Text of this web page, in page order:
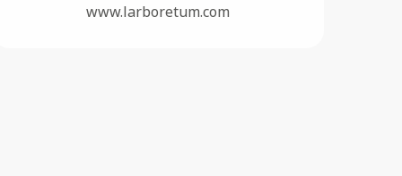
www.larboretum.com